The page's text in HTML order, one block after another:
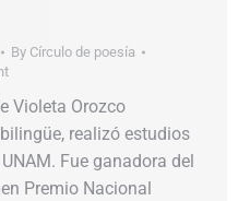
By Círculo de poesía
Violeta Orozco
realizó estudios
Fue ganadora del
Premio Nacional